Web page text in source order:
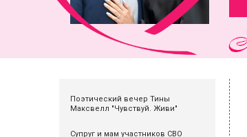
Поэтический вечер Тины
Максвелл "Чувствуй. Живи"
Супруг и мам участников СВО